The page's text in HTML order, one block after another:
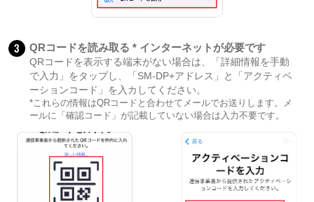
3 QRコードを読み取る * インターネットが必要です
QRコードを表示する端末がない場合は、「詳細情報を手動
で入力」をタップし、「SM-DP+アドレス」と「アクティベ
ーションコード」を入カしてください。
*これらの情報はQRコードと合わせてメールでお送りします。メ
ールに「確認コード」が記載していない場合は入力不要です。